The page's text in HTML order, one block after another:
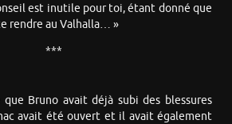
est inutile pour toi, étant donné que
rendre au Valhalla… »
***
Bruno avait déjà subi des blessures
avait été ouvert et il avait également